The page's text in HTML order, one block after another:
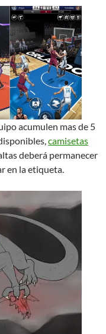
acumulen mas de 5
camisetas
deberá permanecer
en la etiqueta.